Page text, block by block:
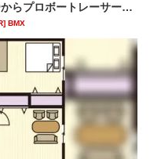
らプロボートレーサー
BMX